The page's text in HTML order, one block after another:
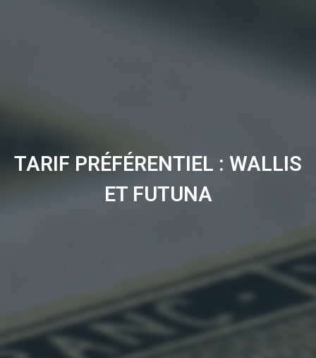
TARIF PRÉFÉRENTIEL : WALLIS
ET FUTUNA